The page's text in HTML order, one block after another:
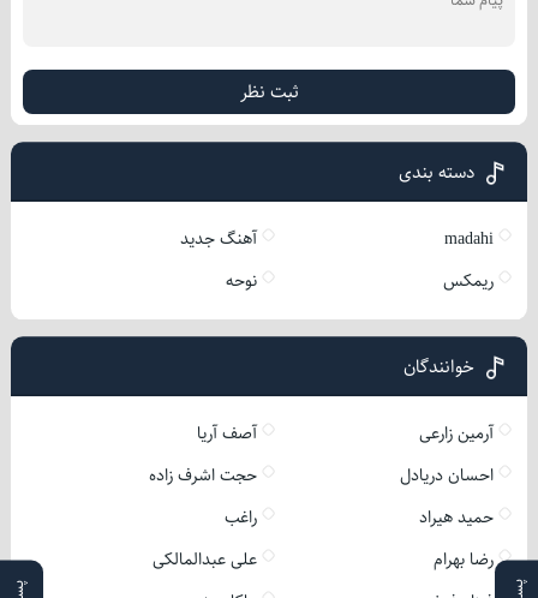
ثبت نظر
دسته بندی
madahi
آهنگ جدید
ریمکس
نوحه
خوانندگان
آرمین زارعی
آصف آریا
احسان دریادل
حجت اشرف زاده
حمید هیراد
راغب
رضا بهرام
علی عبدالمالکی